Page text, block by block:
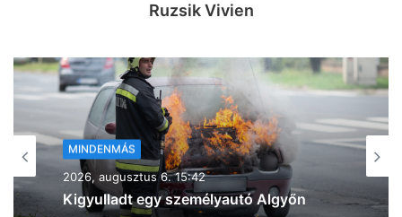
Ruzsik Vivien
MINDENMÁS
2026, augusztus 6. 15:25
„Rókuson valami megint odakapott” –
óriási füstfelhők jelentek meg Szeged